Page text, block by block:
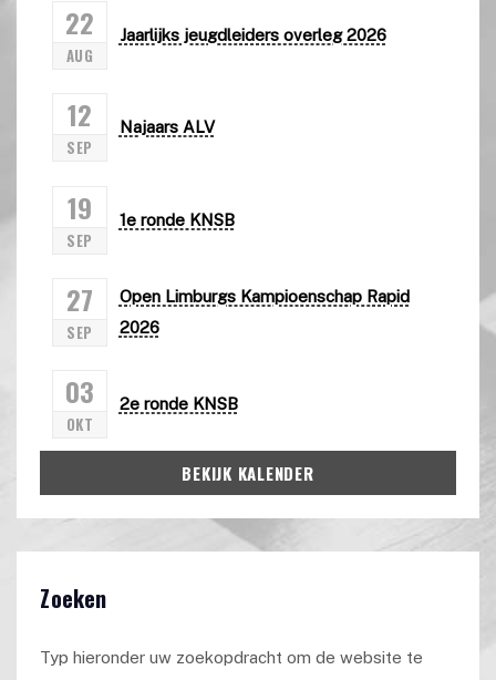
22
AUG
Jaarlijks jeugdleiders overleg 2026
12
SEP
Najaars ALV
19
SEP
1e ronde KNSB
27
SEP
Open Limburgs Kampioenschap Rapid
2026
03
OKT
2e ronde KNSB
BEKIJK KALENDER
Zoeken
Typ hieronder uw zoekopdracht om de website te